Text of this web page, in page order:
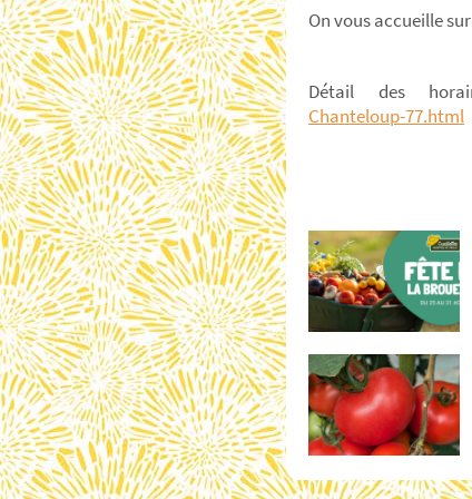
On vous accueille
Détail des
Chanteloup-77.html